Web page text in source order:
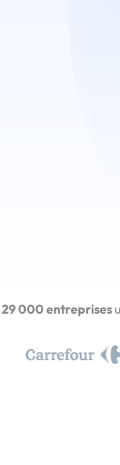
29 000 entreprises